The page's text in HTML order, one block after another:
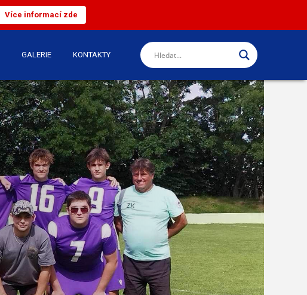
Více informací zde
GALERIE KONTAKTY